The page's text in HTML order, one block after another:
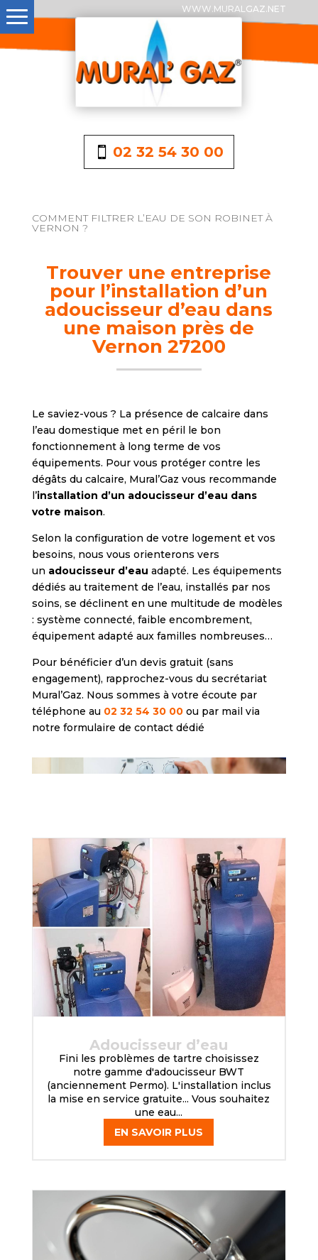
WWW.MURALGAZ.NET
02 32 54 30 00
COMMENT FILTRER L’EAU DE SON ROBINET À
VERNON ?
Trouver une entreprise
pour l’installation d’un
adoucisseur d’eau dans
une maison près de
Vernon 27200
Le saviez-vous ? La présence de calcaire dans
l’eau domestique met en péril le bon
fonctionnement à long terme de vos
équipements. Pour vous protéger contre les
dégâts du calcaire, Mural’Gaz vous recommande
l’installation d’un adoucisseur d’eau dans
votre maison.
Selon la configuration de votre logement et vos
besoins, nous vous orienterons vers
un adoucisseur d’eau adapté. Les équipements
dédiés au traitement de l’eau, installés par nos
soins, se déclinent en une multitude de modèles
: système connecté, faible encombrement,
équipement adapté aux familles nombreuses…
Pour bénéficier d’un devis gratuit (sans
engagement), rapprochez-vous du secrétariat
Mural’Gaz. Nous sommes à votre écoute par
téléphone au 02 32 54 30 00ou par mail via
notre formulaire de contact dédié
Adoucisseur d’eau
Fini les problèmes de tartre choisissez
notre gamme d'adoucisseur BWT
(anciennement Permo). L'installation inclus
la mise en service gratuite... Vous souhaitez
une eau...
EN SAVOIR PLUS